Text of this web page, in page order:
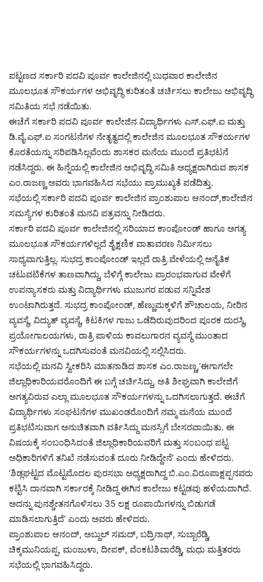
ಪಟ್ಟಣದ ಸರ್ಕಾರಿ ಪದವಿ ಪೂರ್ವ ಕಾಲೇಜಿನಲ್ಲಿ ಬುಧವಾರ ಕಾಲೇಜಿನ
ಮೂಲಭೂತ ಸೌಕರ್ಯಗಳ ಅಭಿವೃದ್ಧಿ ಕುರಿತಂತೆ ಚರ್ಚಿಸಲು ಕಾಲೇಜು ಅಭಿವೃದ್ಧಿ
ಸಮಿತಿಯ ಸಭೆ ನಡೆಯಿತು.
ಈಚೆಗೆ ಸರ್ಕಾರಿ ಪದವಿ ಪೂರ್ವ ಕಾಲೇಜಿನ ವಿದ್ಯಾರ್ಥಿಗಳು ಎಸ್.ಎಫ್.ಐ ಮತ್ತು
ಡಿ.ವೈ.ಎಫ್.ಐ ಸಂಗಟನೆಗಳ ನೇತೃತ್ವದಲ್ಲಿ ಕಾಲೇಜಿನ ಮೂಲಭೂತ ಸೌಕರ್ಯಗಳ
ಕೊರತೆಯನ್ನು ಸರಿಪಡಿಸಿಲ್ಲವೆಂದು ಶಾಸಕರ ಮನೆಯ ಮುಂದೆ ಪ್ರತಿಭಟನೆ
ನಡೆಸಿದ್ದರು. ಈ ಹಿನ್ನೆಯಲ್ಲಿ ಕಾಲೇಜಿನ ಅಭಿವೃದ್ಧಿ ಸಮಿತಿ ಅಧ್ಯಕ್ಷರಾಗಿರುವ ಶಾಸಕ
ಎಂ.ರಾಜಣ್ಣ ಅವರು ಭಾಗವಹಿಸಿದ ಸಭೆಯು ಪ್ರಾಮುಖ್ಯತೆ ಪಡೆದಿತ್ತು.
ಸಭೆಯಲ್ಲಿ ಸರ್ಕಾರಿ ಪದವಿ ಪೂರ್ವ ಕಾಲೇಜಿನ ಪ್ರಾಂಶುಪಾಲ ಆನಂದ್,ಕಾಲೇಜಿನ
ಸಮಸ್ಯೆಗಳ ಕುರಿತಂತೆ ಮನವಿ ಪತ್ರವನ್ನು ನೀಡಿದರು.
ಸರ್ಕಾರಿ ಪದವಿ ಪೂರ್ವ ಕಾಲೇಜಿನಲ್ಲಿ ಸರಿಯಾದ ಕಾಂಪೋಂಡ್ ಹಾಗೂ ಅಗತ್ಯ
ಮೂಲಭೂತ ಸೌಕರ್ಯಗಳಿಲ್ಲದೆ ಶೈಕ್ಷಣಿಕ ವಾತಾವರಣ ನಿರ್ಮಿಸಲು
ಸಾಧ್ಯವಾಗುತ್ತಿಲ್ಲ. ಸುಭದ್ರ ಕಾಂಪೋಂಡ್ ಇಲ್ಲದೆ ರಾತ್ರಿ ವೇಳೆಯಲ್ಲಿ ಅನೈತಿಕ
ಚಟುವಟಿಕೆಗಳ ತಾಣವಾಗಿದ್ದು, ಬೆಳಿಗ್ಗೆ ಕಾಲೇಜು ಪ್ರಾರಂಭವಾಗುವ ವೇಳೆಗೆ
ಉಪನ್ಯಾಸಕರು ಮತ್ತು ವಿದ್ಯಾರ್ಥಿಗಳು ಮುಜುಗರ ಪಡುವ ಸನ್ನಿವೇಶ
ಉಂಟಾಗಿರುತ್ತದೆ. ಸುಭದ್ರ ಕಾಂಪೋಂಡ್, ಹೆಣ್ಣುಮಕ್ಕಳಿಗೆ ಶೌಚಾಲಯ, ನೀರಿನ
ವ್ಯವಸ್ಥೆ, ವಿದ್ಯುತ್ ವ್ಯವಸ್ಥೆ, ಕಿಟಕಿಗಳ ಗಾಜು ಒಡೆದಿರುವುದರಿಂದ ಪೂರಕ ದುರಸ್ಥಿ,
ಪ್ರಯೋಗಾಲಯಗಳು, ರಾತ್ರಿ ಪಾಳಿಯ ಕಾವಲುಗಾರನ ವ್ಯವಸ್ಥೆ ಮುಂತಾದ
ಸೌಕರ್ಯಗಳನ್ನು ಒದಗಿಸುವಂತೆ ಮನವಿಯಲ್ಲಿ ಸಲ್ಲಿಸಿದರು.
ಸಭೆಯಲ್ಲಿ ಮನವಿ ಸ್ವೀಕರಿಸಿ ಮಾತನಾಡಿದ ಶಾಸಕ ಎಂ.ರಾಜಣ್ಣ,‘ಈಗಾಗಲೇ
ಜಿಲ್ಲಾಧಿಕಾರಿಯವರೊಂದಿಗೆ ಈ ಬಗ್ಗೆ ಚರ್ಚಿಸಿದ್ದು, ಅತಿ ಶೀಘ್ರವಾಗಿ ಕಾಲೇಜಿಗೆ
ಅಗತ್ಯವಿರುವ ಎಲ್ಲಾ ಮೂಲಭೂತ ಸೌಕರ್ಯಗಳನ್ನು ಒದಗಿಸಲಾಗುತ್ತದೆ. ಈಚೆಗೆ
ವಿದ್ಯಾರ್ಥಿಗಳು ಸಂಘಟನೆಗಳ ಮುಖಂಡರೊಂದಿಗೆ ನಮ್ಮ ಮನೆಯ ಮುಂದೆ
ಪ್ರತಿಭಟಿಸುವಾಗ ಅನುಚಿತವಾಗಿ ವರ್ತಿಸಿದ್ದು ಮನಸ್ಸಿಗೆ ಬೇಸರವಾಯಿತು. ಈ
ವಿಷಯಕ್ಕೆ ಸಂಬಂಧಿಸಿದಂತೆ ಜಿಲ್ಲಾಧಿಕಾರಿಯವರಿಗೆ ಮತ್ತು ಸಂಬಂಧ ಪಟ್ಟ
ಅಧಿಕಾರಿಗಳಿಗೆ ತನಿಖೆ ನಡೆಸುವಂತೆ ದೂರು ನೀಡಿದ್ದೇನೆ’ ಎಂದು ಹೇಳಿದರು.
‘ಶಿಡ್ಲಘಟ್ಟದ ಮೊಟ್ಟಮೊದಲ ಪುರಸಭಾ ಅಧ್ಯಕ್ಷರಾಗಿದ್ದ ಬಿ.ಎಂ.ವಿರೂಪಾಕ್ಷಪ್ಪನವರು
ಕಟ್ಟಿಸಿ ದಾನವಾಗಿ ಸರ್ಕಾರಕ್ಕೆ ನೀಡಿದ್ದ ಈಗಿನ ಕಾಲೇಜು ಕಟ್ಟಡವು ಹಳೆಯದಾಗಿದೆ.
ಅದನ್ನು ಪುನಶ್ಚೇತನಗೊಳಿಸಲು 35 ಲಕ್ಷ ರೂಪಾಯಿಗಳನ್ನು ಬಿಡುಗಡೆ
ಮಾಡಿಸಲಾಗುತ್ತಿದೆ’ ಎಂದು ಅವರು ಹೇಳಿದರು.
ಪ್ರಾಂಶುಪಾಲ ಆನಂದ್, ಅಬ್ದುಲ್ ಸಮದ್, ಬದ್ರಿನಾಥ್, ಸುಬ್ಬಾರೆಡ್ಡಿ,
ಚಿಕ್ಕಮುನಿಯಪ್ಪ, ಮಂಜುಳಾ, ದೀಪಕ್, ವೆಂಕಟಶಿವಾರೆಡ್ಡಿ, ಮಧು ಮತ್ತಿತರರು
ಸಭೆಯಲ್ಲಿ ಭಾಗವಹಿಸಿದ್ದರು.